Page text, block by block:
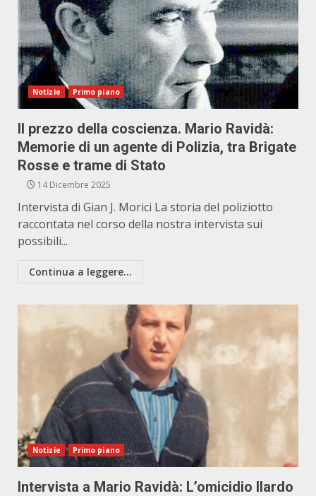
Notizie Primo piano
Il prezzo della coscienza. Mario Ravidà:
Memorie di un agente di Polizia, tra Brigate
Rosse e trame di Stato
14 Dicembre 2025
Intervista di Gian J. Morici La storia del poliziotto
raccontata nel corso della nostra intervista sui
possibili...
Continua a leggere...
Notizie Primo piano
Intervista a Mario Ravidà: L’omicidio Ilardo